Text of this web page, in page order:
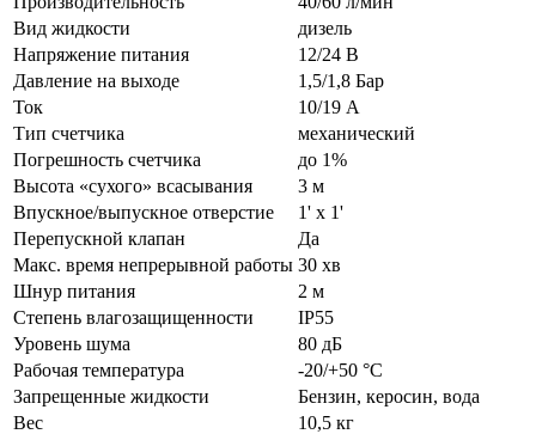
Вид жидкости
дизель
Напряжение питания
12/24 В
Давление на выходе
1,5/1,8 Бар
Ток
10/19 А
Тип счетчика
механический
Погрешность счетчика
до 1%
Высота «сухого» всасывания
3 м
Впускное/выпускное отверстие
1' x 1'
Перепускной клапан
Да
Макс. время непрерывной работы 30 хв
Шнур питания
2 м
Степень влагозащищенности
IP55
Уровень шума
80 дБ
Рабочая температура
-20/+50 °С
Запрещенные жидкости
Бензин, керосин, вода
Вес
10,5 кг